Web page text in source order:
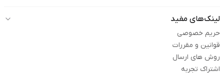
لینک‌های مفید
حریم خصوصی
قوانین و مقررات
روش های ارسال
اشتراک تجربه